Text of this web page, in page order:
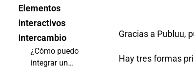
Elementos
interactivos
Intercambio
¿Cómo puedo
integrar un
Gracias a Publuu,
Hay tres formas